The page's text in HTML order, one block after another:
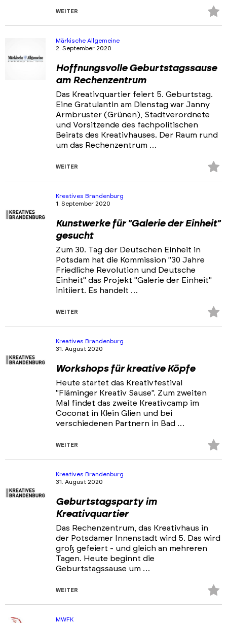
WEITER
Märkische Allgemeine
2. September 2020
Hoffnungsvolle Geburtstagssause
am Rechenzentrum
Das Kreativquartier feiert 5. Geburtstag.
Eine Gratulantin am Dienstag war Janny
Armbruster (Grünen), Stadtverordnete
und Vorsitzende des fachpolitischen
Beirats des Kreativhauses. Der Raum rund
um das Rechenzentrum …
WEITER
Kreatives Brandenburg
1. September 2020
Kunstwerke für "Galerie der Einheit"
gesucht
Zum 30. Tag der Deutschen Einheit in
Potsdam hat die Kommission "30 Jahre
Friedliche Revolution und Deutsche
Einheit" das Projekt "Galerie der Einheit"
initiiert. Es handelt …
WEITER
Kreatives Brandenburg
31. August 2020
Workshops für kreative Köpfe
Heute startet das Kreativfestival
"Fläminger Kreativ Sause". Zum zweiten
Mal findet das zweite Kreativcamp im
Coconat in Klein Glien und bei
verschiedenen Partnern in Bad …
WEITER
Kreatives Brandenburg
31. August 2020
Geburtstagsparty im
Kreativquartier
Das Rechenzentrum, das Kreativhaus in
der Potsdamer Innenstadt wird 5. Das wird
groß gefeiert - und gleich an mehreren
Tagen. Heute beginnt die
Geburtstagssause um …
WEITER
MWFK